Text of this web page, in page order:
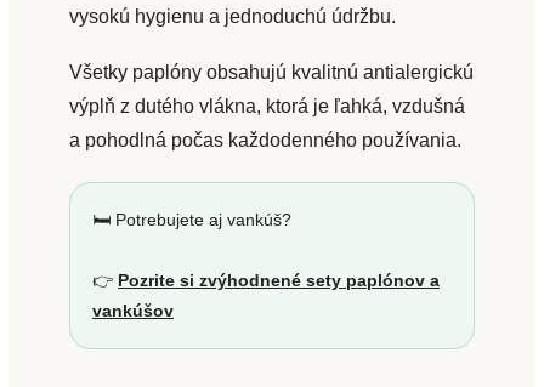
vysokú hygienu a jednoduchú údržbu.
Všetky paplóny obsahujú kvalitnú antialergickú
výplň z dutého vlákna, ktorá je ľahká, vzdušná
a pohodlná počas každodenného používania.
🛏️ Potrebujete aj vankúš?
👉 Pozrite si zvýhodnené sety paplónov a
vankúšov